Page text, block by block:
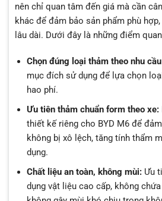
nên chỉ quan tâm đến giá mà cần
khác để đảm bảo sản phẩm phù
lâu dài. Dưới đây là những điểm
Chọn đúng loại thảm theo nhu
mục đích sử dụng để lựa chọn
hao phí.
Ưu tiên thảm chuẩn form theo xe:
thiết kế riêng cho BYD M6 để
không bị xô lệch, tăng tính thẩm
dụng.
Chất liệu an toàn, không mùi:Ưu
dụng vật liệu cao cấp, không